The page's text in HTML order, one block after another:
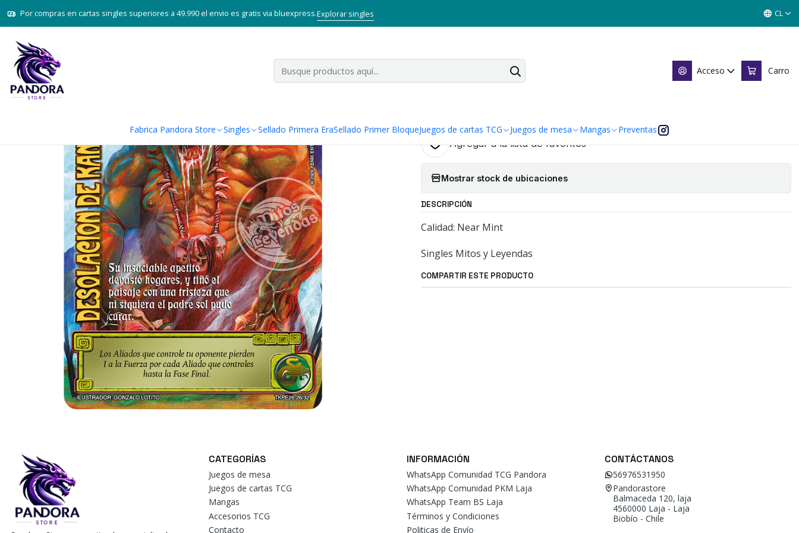
Acceso Carro
Fabrica Pandora Store Singles Sellado Primera EraSellado Primer BloqueJuegos de cartas TCG Juegos de mesa Mangas Preventas
Por compras en cartas singles superiores a 49.990 el envio es gratis via bluexpress.Explorar singles CL
Inicio Juegos de cartas TCG Mitos y Leyendas TCG Singles Primera Era MYL
DESOLACION DE KANILLU - TOOLKIT PE
2026 - KIT ESPIRITU
Agregar a la lista de favoritos
Mostrar stock de ubicaciones
DESCRIPCIÓN
Calidad: Near Mint
Singles Mitos y Leyendas
COMPARTIR ESTE PRODUCTO
CATEGORÍAS
Juegos de mesa
Juegos de cartas TCG
Mangas
Accesorios TCG
Contacto
INFORMACIÓN
WhatsApp Comunidad TCG Pandora
WhatsApp Comunidad PKM Laja
WhatsApp Team BS Laja
Términos y Condiciones
Politicas de Envío
CONTÁCTANOS
56976531950
Pandorastore
Balmaceda 120, laja
4560000 Laja - Laja
Biobío - Chile